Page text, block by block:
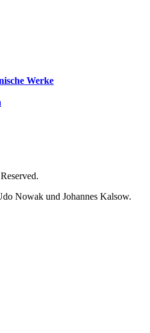
Werke
Nowak und Johannes Kalsow.